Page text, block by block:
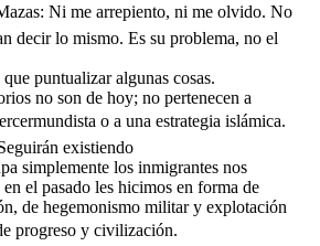
Ni me arrepiento, ni me olvido. No
decir lo mismo. Es su problema, no el
puntualizar algunas cosas.
no son de hoy; no pertenecen a
o a una estrategia islámica.
existiendo
simplemente los inmigrantes nos
el pasado les hicimos en forma de
de hegemonismo militar y explotación
y civilización.